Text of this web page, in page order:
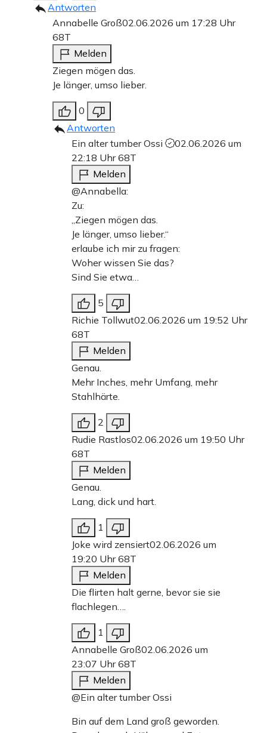
Antworten
Annabelle Groß02.06.2026 um 17:28 Uhr
68T
Melden
Ziegen mögen das.
Je länger, umso lieber.
0
Antworten
Ein alter tumber Ossi
02.06.2026 um
22:18 Uhr68T
Melden
@Annabella:
Zu:
„Ziegen mögen das.
Je länger, umso lieber.“
erlaube ich mir zu fragen:
Woher wissen Sie das?
Sind Sie etwa…
5
Richie Tollwut02.06.2026 um 19:52 Uhr
68T
Melden
Genau.
Mehr Inches, mehr Umfang, mehr
Stahlhärte.
2
Rudie Rastlos02.06.2026 um 19:50 Uhr
68T
Melden
Genau.
Lang, dick und hart.
1
Joke wird zensiert02.06.2026 um
19:20 Uhr68T
Melden
Die flirten halt gerne, bevor sie sie
flachlegen….
1
Annabelle Groß02.06.2026 um
23:07 Uhr68T
Melden
@Ein alter tumber Ossi
Bin auf dem Land groß geworden.